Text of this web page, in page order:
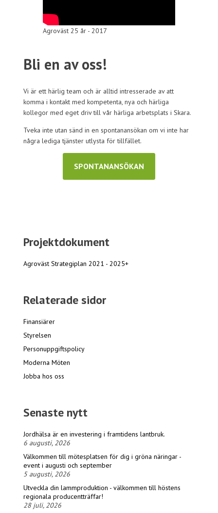
Agroväst 25 år - 2017
Bli en av oss!
Vi är ett härlig team och är alltid intresserade av att
komma i kontakt med kompetenta, nya och härliga
kollegor med eget driv till vår härliga arbetsplats i Skara.
Tveka inte utan sänd in en spontanansökan om vi inte har
några lediga tjänster utlysta för tillfället.
SPONTANANSÖKAN
Projektdokument
Agroväst Strategiplan 2021 - 2025+
Relaterade sidor
Finansiärer
Styrelsen
Personuppgiftspolicy
Moderna Möten
Jobba hos oss
Senaste nytt
Jordhälsa är en investering i framtidens lantbruk.
6 augusti, 2026
Välkommen till mötesplatsen för dig i gröna näringar -
event i augusti och september
5 augusti, 2026
Utveckla din lammproduktion - välkommen till höstens
regionala producentträffar!
28 juli, 2026